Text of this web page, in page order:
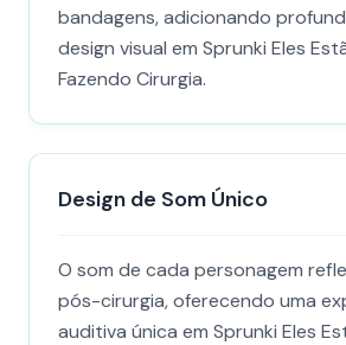
bandagens, adicionando
design visual em Sprunki Eles
Fazendo Cirurgia.
Design de Som Único
O som de cada personagem
pós-cirurgia, oferecendo uma
auditiva única em Sprunki Eles